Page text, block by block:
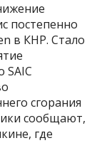
постепенно
в КНР. Стало
SAIC
сгорания
сообщают,
где